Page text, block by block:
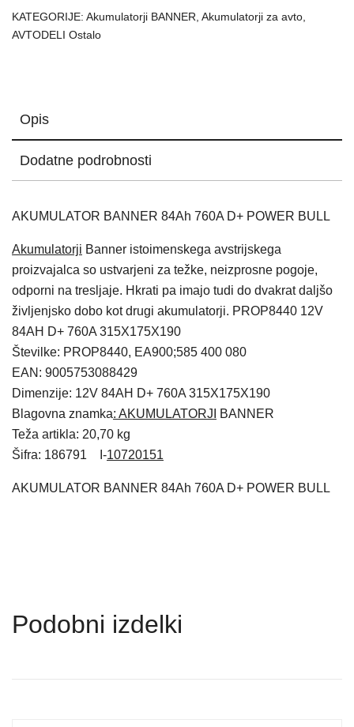
KATEGORIJE: Akumulatorji BANNER Akumulatorji za avto
AVTODELI Ostalo
Opis
Dodatne podrobnosti
AKUMULATOR BANNER 84Ah 760A D+ POWER BULL
Akumulatorji Banner istoimenskega avstrijskega
proizvajalca so ustvarjeni za težke, neizprosne pogoje,
odporni na tresljaje. Hkrati pa imajo tudi do dvakrat daljšo
življenjsko dobo kot drugi akumulatorji. PROP8440 12V
84AH D+ 760A 315X175X190
Številke: PROP8440, EA900;585 400 080
EAN: 9005753088429
Dimenzije: 12V 84AH D+ 760A 315X175X190
Blagovna znamka: AKUMULATORJI
BANNER
Teža artikla: 20,70 kg
Šifra: 186791 I-10720151
AKUMULATOR BANNER 84Ah 760A D+ POWER BULL
Podobni izdelki